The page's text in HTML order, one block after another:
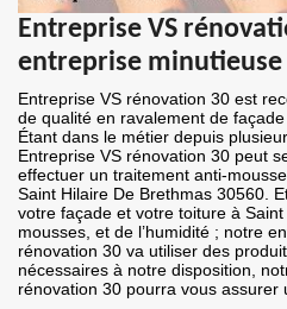
Entreprise VS
entreprise minutieuse
Entreprise VS rénovation 30 est
de qualité en ravalement de
Étant dans le métier depuis
Entreprise VS rénovation 30 peut
effectuer un traitement anti-
Saint Hilaire De Brethmas 30560.
votre façade et votre toiture à
mousses, et de l’humidité ; notre
rénovation 30 va utiliser des
nécessaires à notre disposition,
rénovation 30 pourra vous assurer